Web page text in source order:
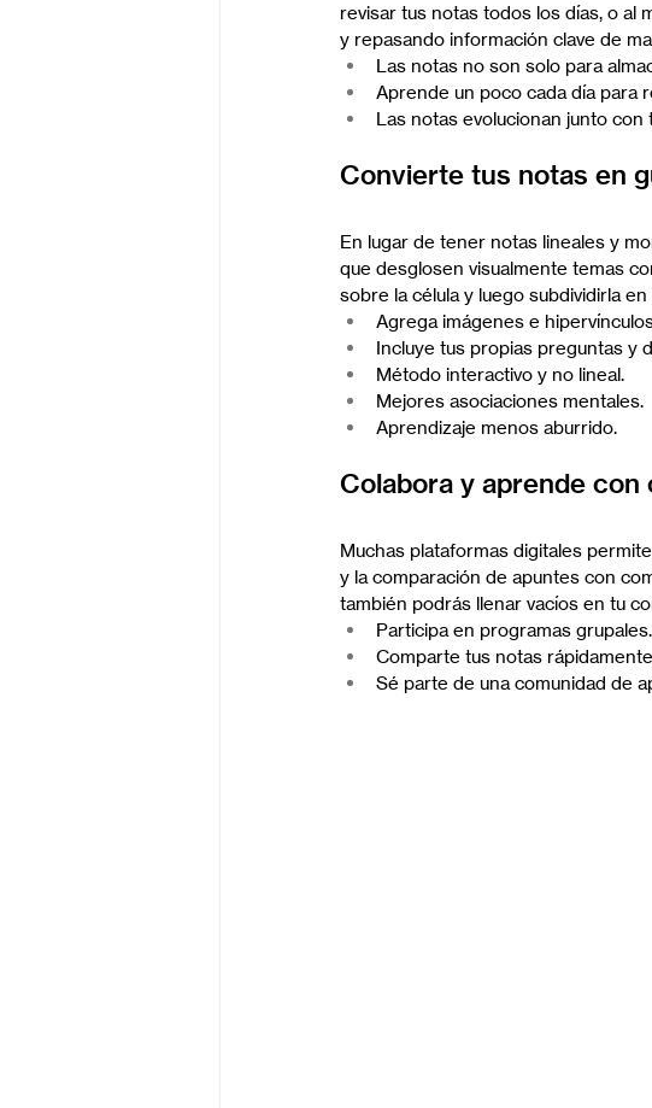
revisar tus notas todos los días, o al
y repasando información clave de
Las notas no son solo para
Aprende un poco cada día para
Las notas evolucionan junto con
Convierte tus notas en
En lugar de tener notas lineales y
que desglosen visualmente temas
sobre la célula y luego subdividirla
Agrega imágenes e
Incluye tus propias preguntas y
Método interactivo y no lineal.
Mejores asociaciones mentales.
Aprendizaje menos aburrido.
Colabora y aprende con
Muchas plataformas digitales
y la comparación de apuntes con
también podrás llenar vacíos en tu
Participa en programas grupales.
Comparte tus notas
Sé parte de una comunidad de